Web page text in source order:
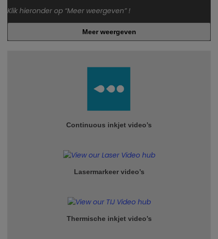
Klik hieronder op “Meer weergeven” !
Meer weergeven
Continuous inkjet video’s
Lasermarkeer video’s
Thermische inkjet video’s